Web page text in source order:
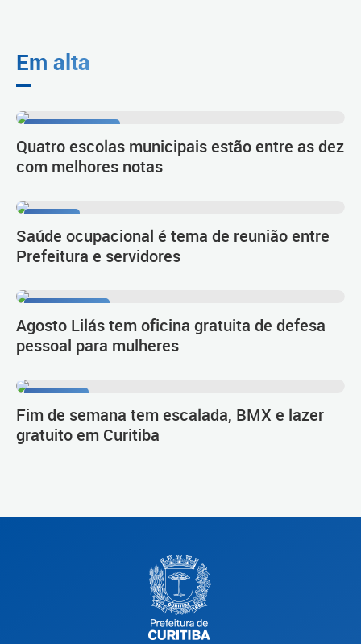
Em alta
Quatro escolas municipais estão entre as dez
com melhores notas
Saúde ocupacional é tema de reunião entre
Prefeitura e servidores
Agosto Lilás tem oficina gratuita de defesa
pessoal para mulheres
Fim de semana tem escalada, BMX e lazer
gratuito em Curitiba